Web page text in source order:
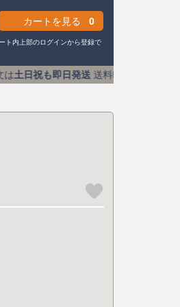
カートを見る 0
ト内上部のログインから登録で
送料590円 (1万円以上で送料